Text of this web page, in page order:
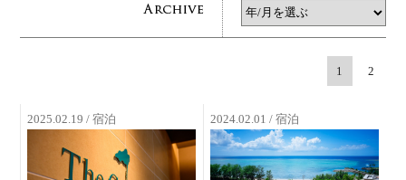
1 2
2025.02.19 / 宿泊 2024.02.01 / 宿泊